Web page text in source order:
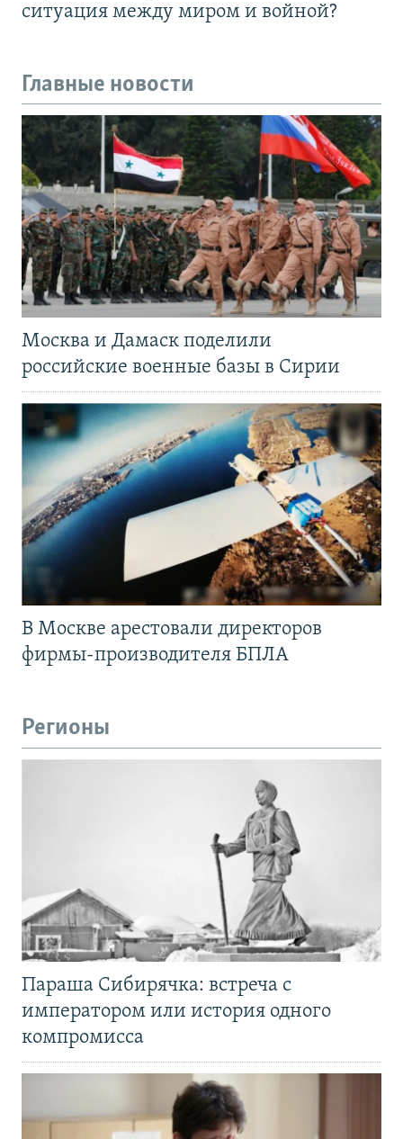
ситуация между миром и войной?
Главные новости
Москва и Дамаск поделили
российские военные базы в Сирии
В Москве арестовали директоров
фирмы-производителя БПЛА
Регионы
Параша Сибирячка: встреча с
императором или история одного
компромисса